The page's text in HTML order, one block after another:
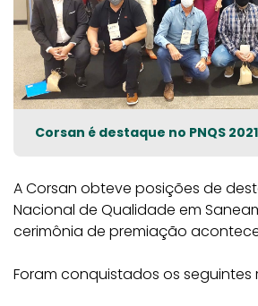
Corsan é destaque no PNQS 2021
A Corsan obteve posições de
Nacional de Qualidade em
cerimônia de premiação
Foram conquistados os